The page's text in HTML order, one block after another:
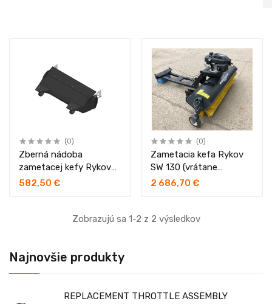
Najnovšie produkty
REPLACEMENT THROTTLE ASSEMBLY
(0)
Zberná nádoba
zametacej kefy Rykov
SW 130
582,50 €
(0)
Zametacia kefa Rykov
SW 130 (vrátane
adaptéra a krycej clony)
2 686,70 €
Zobrazujú sa 1-2 z 2 výsledkov